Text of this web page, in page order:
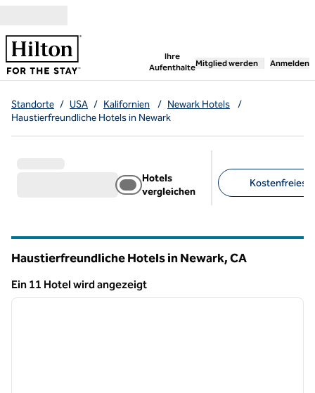
Ihre
Aufenthalte
,öffnet neue
Mitglied werden Anmelden
Standorte / USA / Kalifornien / Newark Hotels
/
Haustierfreundliche Hotels in Newark
Hotels
vergleichen
Kostenfreies
Haustierfreundliche Hotels in Newark,CA
Ein 11 Hotel wird angezeigt
Ein 11 Hotel wird angezeigt
1 von 12